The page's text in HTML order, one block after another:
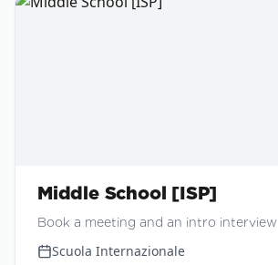
Middle School [ISP]
Book a meeting and an intro interview
Scuola Internazionale